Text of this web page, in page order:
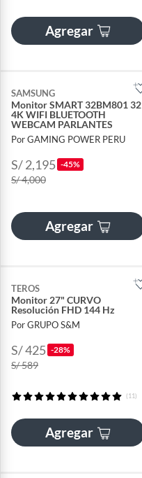
Agregar
SAMSUNG
Monitor SMART 32BM801 32
4K WIFI BLUETOOTH
WEBCAM PARLANTES
Por GAMING POWER PERU
S/ 2,195 -45%
S/ 4,000
Agregar
TEROS
Monitor 27" CURVO
Resolución FHD 144 Hz
Por GRUPO S&M
S/ 425 -28%
S/ 589
(11)
Agregar